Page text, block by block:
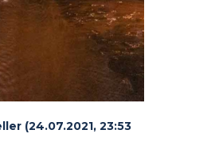
(24.07.2021, 23:53